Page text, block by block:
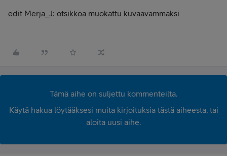
edit Merja_J: otsikkoa muokattu kuvaavammaksi
Tämä aihe on suljettu kommenteilta.
Käytä hakua löytääksesi muita kirjoituksia tästä aiheesta, tai
aloita uusi aihe.